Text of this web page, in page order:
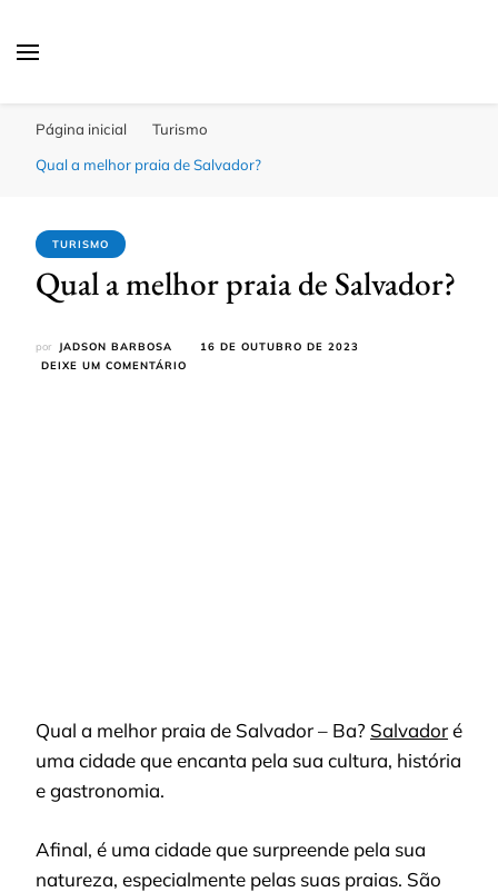
Página inicial
Turismo
Qual a melhor praia de Salvador?
TURISMO
Qual a melhor praia de Salvador?
por JADSON BARBOSA
16 DE OUTUBRO DE 2023
DEIXE UM COMENTÁRIO
Qual a melhor praia de Salvador – Ba? Salvadoré
uma cidade que encanta pela sua cultura, história
e gastronomia.
Afinal, é uma cidade que surpreende pela sua
natureza, especialmente pelas suas praias. São